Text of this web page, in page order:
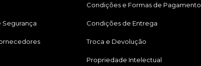
Segurança
Condições e Formas de Pagamento
Condições de Entrega
Troca e Devolução
Propriedade Intelectual